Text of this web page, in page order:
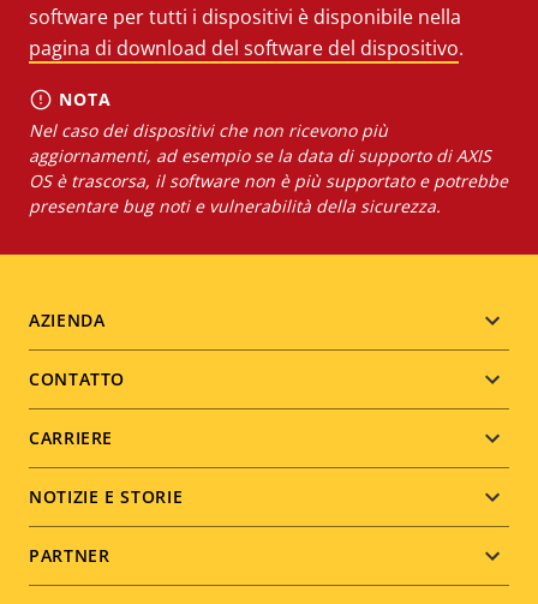
software per tutti i dispositivi è disponibile nella
pagina di download del software del dispositivo.
NOTA
Nel caso dei dispositivi che non ricevono più
aggiornamenti, ad esempio se la data di supporto di AXIS
OS è trascorsa, il software non è più supportato e potrebbe
presentare bug noti e vulnerabilità della sicurezza.
Footer
menu
AZIENDA
CONTATTO
CARRIERE
NOTIZIE E STORIE
PARTNER